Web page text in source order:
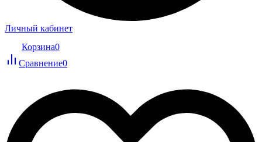
Личный кабинет
Корзина0
Сравнение0